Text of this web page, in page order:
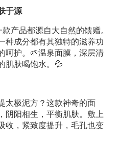
于源
产品都源自大自然的馈赠。
种成分都有其独特的滋养功
呵护。🌱温泉面膜，深层清
肌肤喝饱水。💦
太极泥方？这款神奇的面
阴阳相生，平衡肌肤。敷上
收，紧致度提升，毛孔也变